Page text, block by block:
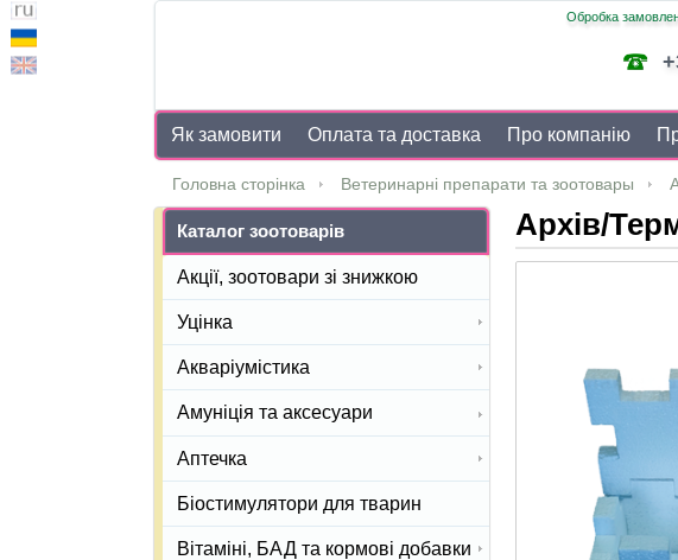
Обробка
Як замовити Оплата та доставка Про компанію
Головна сторінка Ветеринарні препарати та зоотовары
Архів/
Каталог зоотоварів
Акції, зоотовари зі знижкою
Уцінка
Акваріумістика
Амуніція та аксесуари
Аптечка
Біостимулятори для тварин
Вітаміні, БАД та кормові добавки